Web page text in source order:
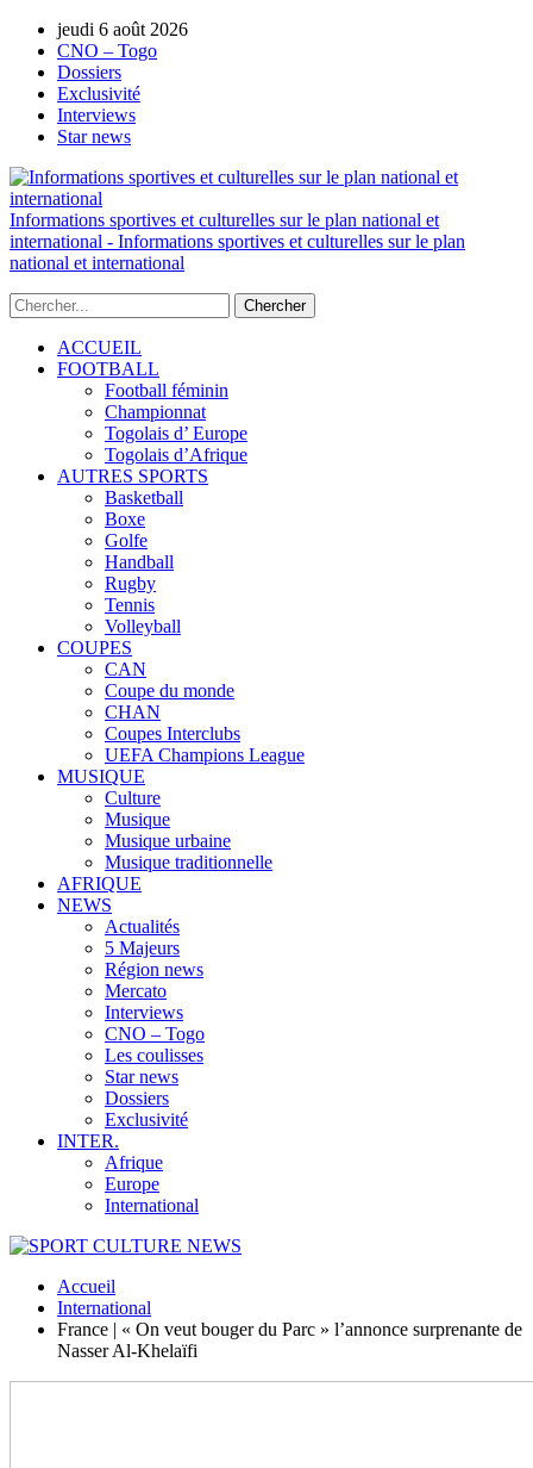
jeudi 6 août 2026
CNO – Togo
Dossiers
Exclusivité
Interviews
Star news
Informations sportives et culturelles sur le plan national et
international - Informations sportives et culturelles sur le plan
national et international
ACCUEIL
FOOTBALL
Football féminin
Championnat
Togolais d’ Europe
Togolais d’Afrique
AUTRES SPORTS
Basketball
Boxe
Golfe
Handball
Rugby
Tennis
Volleyball
COUPES
CAN
Coupe du monde
CHAN
Coupes Interclubs
UEFA Champions League
MUSIQUE
Culture
Musique
Musique urbaine
Musique traditionnelle
AFRIQUE
NEWS
Actualités
5 Majeurs
Région news
Mercato
Interviews
CNO – Togo
Les coulisses
Star news
Dossiers
Exclusivité
INTER.
Afrique
Europe
International
Accueil
International
France | « On veut bouger du Parc » l’annonce surprenante de
Nasser Al-Khelaïfi
AUTORISATION DE LA HAAC N°0134/